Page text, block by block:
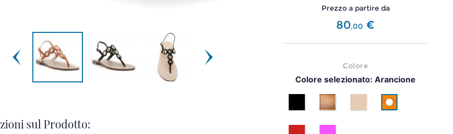
sul Prodotto:
Prezzo a partire da
80,00 €
Colore
Colore selezionato:Arancione
Cuoio Arancione
Rosso